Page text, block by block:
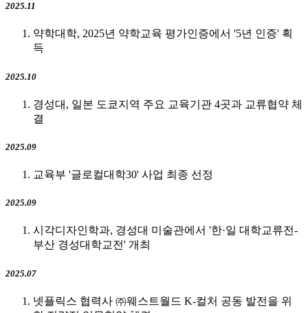
2025.11
약학대학, 2025년 약학교육 평가인증에서 '5년 인증' 획
득
2025.10
경성대, 일본 도쿄지역 주요 교육기관 4곳과 교류협약 체
결
2025.09
교육부 '글로컬대학30' 사업 최종 선정
2025.09
시각디자인학과, 경성대 미술관에서 '한·일 대학교류전-
부산 경성대학교전' 개최
2025.07
넷플릭스 협력사 ㈜웨스트월드 K-컬처 공동 발전을 위